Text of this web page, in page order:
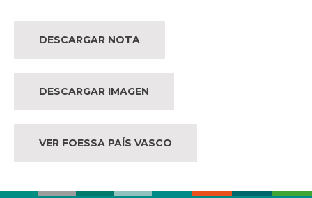
DESCARGAR NOTA
DESCARGAR IMAGEN
VER FOESSA PAÍS VASCO